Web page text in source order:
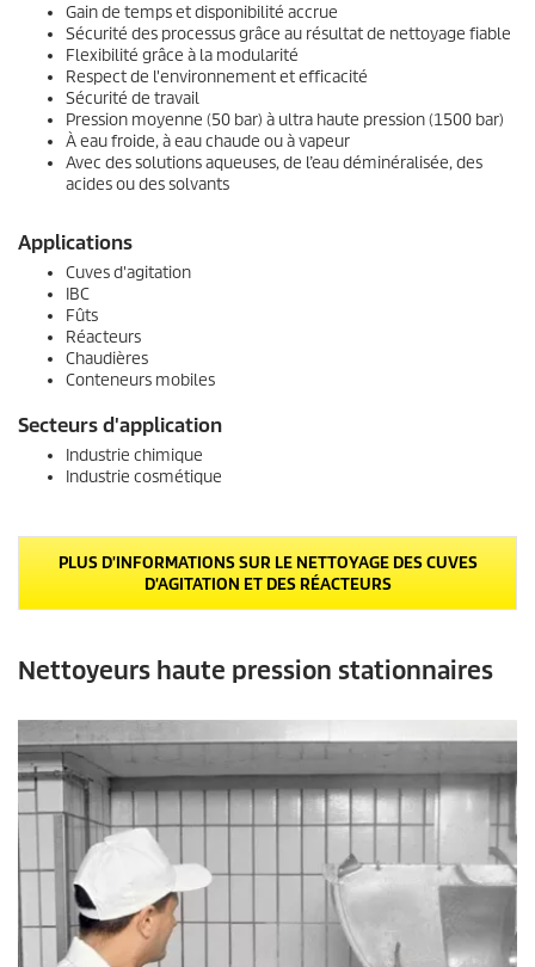
Gain de temps et disponibilité accrue
Sécurité des processus grâce au résultat de nettoyage fiable
Flexibilité grâce à la modularité
Respect de l'environnement et efficacité
Sécurité de travail
Pression moyenne (50 bar) à ultra haute pression (1500 bar)
À eau froide, à eau chaude ou à vapeur
Avec des solutions aqueuses, de l’eau déminéralisée, des
acides ou des solvants
Applications
Cuves d'agitation
IBC
Fûts
Réacteurs
Chaudières
Conteneurs mobiles
Secteurs d'application
Industrie chimique
Industrie cosmétique
PLUS D'INFORMATIONS SUR LE NETTOYAGE DES CUVES
D'AGITATION ET DES RÉACTEURS
Nettoyeurs haute pression stationnaires